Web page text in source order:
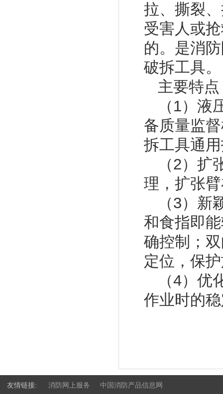
拉、撕裂
受害人或
的。是消
破拆工具。
主要特点
（1）
备质量监
拆工具通
（2）
理，扩张
（3）
和食指即
确控制；
定位，保
（4）
作业时的
友情链接: 消防网上服务 中国消防产品信息网